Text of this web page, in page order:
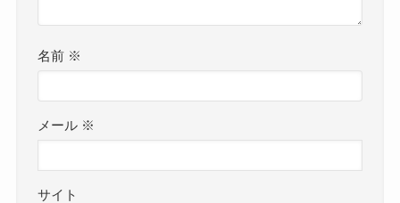
名前 ※
メール ※
サイト